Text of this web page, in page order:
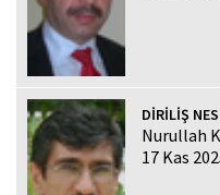
DİRİLİŞ
Nurullah
17 Kas